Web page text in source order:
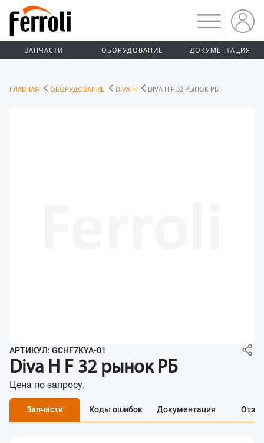
ЗАПЧАСТИ ОБОРУДОВАНИЕ ДОКУМЕНТАЦИЯ
ГЛАВНАЯ ОБОРУДОВАНИЕ DIVA H DIVA H F 32 РЫНОК РБ
АРТИКУЛ: GCHF7KYA-01
Diva H F 32 рынок РБ
Цена по запросу.
Запчасти Коды ошибок Документация